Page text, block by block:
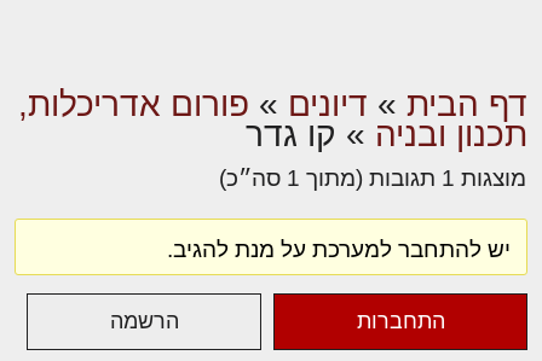
דף הבית » דיונים » פורום אדריכלות,
תכנון ובניה » קו גדר
מוצגות 1 תגובות (מתוך 1 סה״כ)
יש להתחבר למערכת על מנת להגיב.
התחברות הרשמה